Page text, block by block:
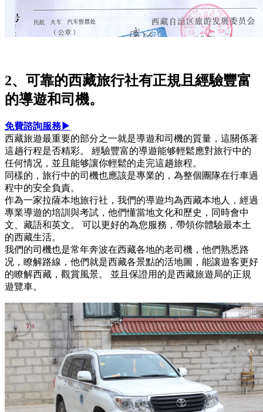
2、可靠的西藏旅行社有正規且經驗豐富
的導遊和司機。
免費諮詢服務▶
西藏旅遊最重要的部分之一就是導遊和司機的質量，這關係著
這趟行程是否精彩。 經驗豐富的導遊能够輕鬆應對旅行中的
任何情况，並且能够讓你輕鬆的走完這趟旅程。
同樣的，旅行中的司機也應該是專業的，為整個團隊在行車過
程中的安全負責。
作為一家拉薩本地旅行社，我們的導遊均為西藏本地人，經過
專業導遊的培訓與考試，他們懂當地文化和歷史，同時會中
文、藏語和英文。 可以更好的為您服務，帶領你體驗最本土
的西藏生活。
我們的司機也是常年奔波在西藏各地的老司機，他們熟悉路
况，瞭解路線，他們就是西藏各景點的活地圖，能讓遊客更好
的瞭解西藏，觀賞風景。 並且保證用的是西藏旅遊局的正規
遊覽車。